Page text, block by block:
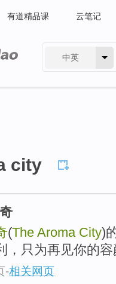
有道精品课 云笔记
中英
city
(The Aroma City)
，只为再见你的
-相关网页